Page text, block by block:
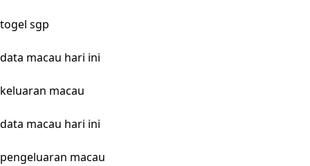
togel sgp
data macau hari ini
keluaran macau
data macau hari ini
pengeluaran macau